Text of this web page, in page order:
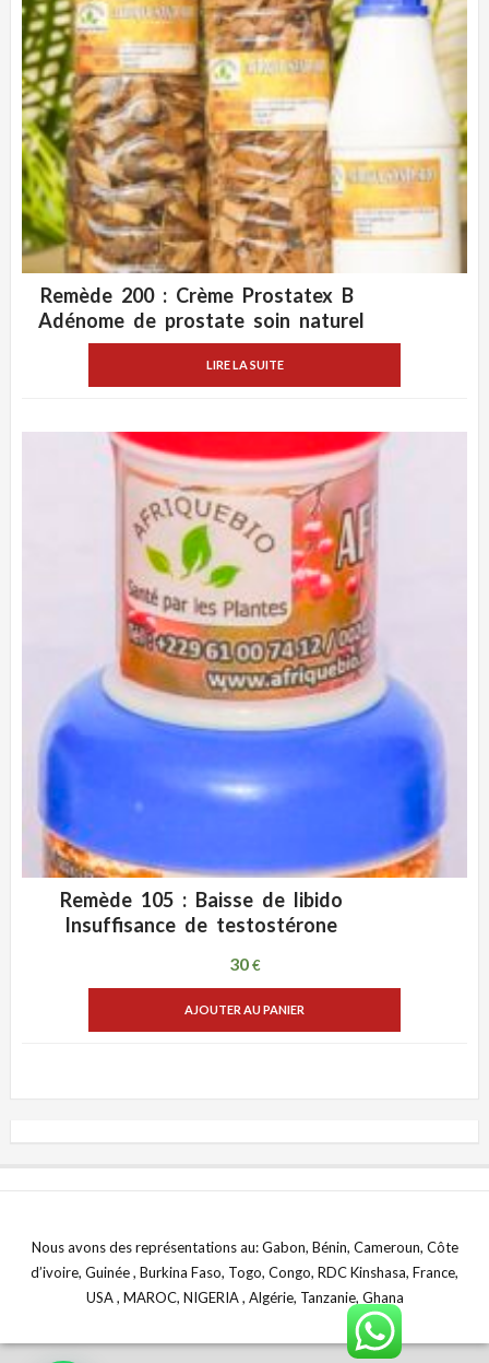
Remède 200 : Crème Prostatex B
Adénome de prostate soin naturel
LIRE LA SUITE
Remède 105 : Baisse de libido
Insuffisance de testostérone
30€
AJOUTER AU PANIER
Nous avons des représentations au: Gabon, Bénin, Cameroun, Côte
d’ivoire, Guinée , Burkina Faso, Togo, Congo, RDC Kinshasa, France,
USA , MAROC, NIGERIA , Algérie, Tanzanie, Ghana